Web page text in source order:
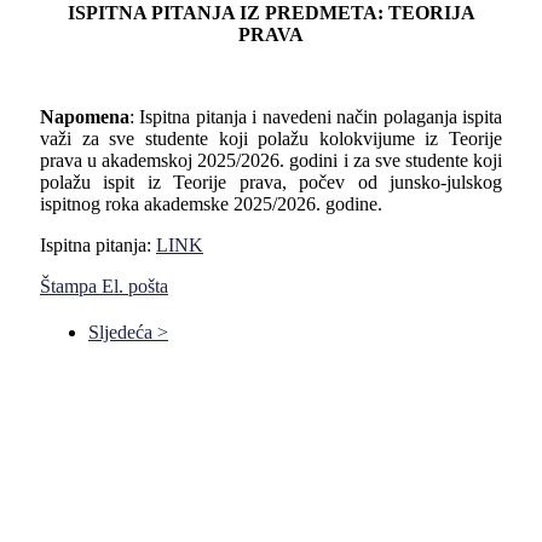
ISPITNA PITANJA IZ PREDMETA: TEORIJA
PRAVA
Napomena: Ispitna pitanja i navedeni način polaganja ispita
važi za sve studente koji polažu kolokvijume iz Teorije
prava u akademskoj 2025/2026. godini i za sve studente koji
polažu ispit iz Teorije prava, počev od junsko-julskog
ispitnog roka akademske 2025/2026. godine.
Ispitna pitanja: LINK
Štampa El. pošta
Sljedeća >